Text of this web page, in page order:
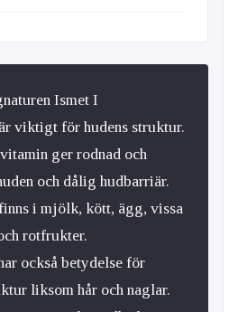
Ismet I
viktigt för hudens struktur.
ger rodnad och
och dålig hudbarriär.
i mjölk, kött, ägg, vissa
rotfrukter.
också betydelse för
liksom hår och naglar.